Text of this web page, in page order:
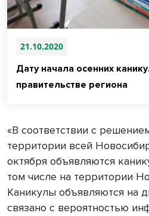
21.10.2020
Дату начала осенних
правительстве региона
«В соответствии с
территории всей
октября объявляются
том числе на территории
Каникулы объявляются на
связано с вероятностью